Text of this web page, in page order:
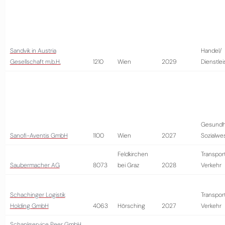
Sandvik in Austria
Gesellschaft m.b.H.
1210 Wien 2029
Handel/
Sanofi-Aventis GmbH 1100 Wien 2027
Saubermacher AG 8073
Feldkirchen
bei Graz
2028
Verkehr
Schachinger Logistik
Holding GmbH
4063 Hörsching 2027
Verkehr